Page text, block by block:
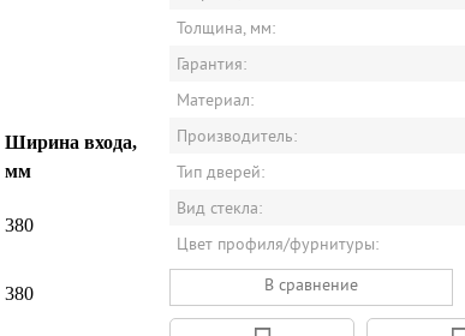
Ширина входа,
мм
380
380
Толщина, мм:
Гарантия:
Материал:
Производитель:
Тип дверей:
Вид стекла:
Цвет профиля/фурнитуры:
В сравнение